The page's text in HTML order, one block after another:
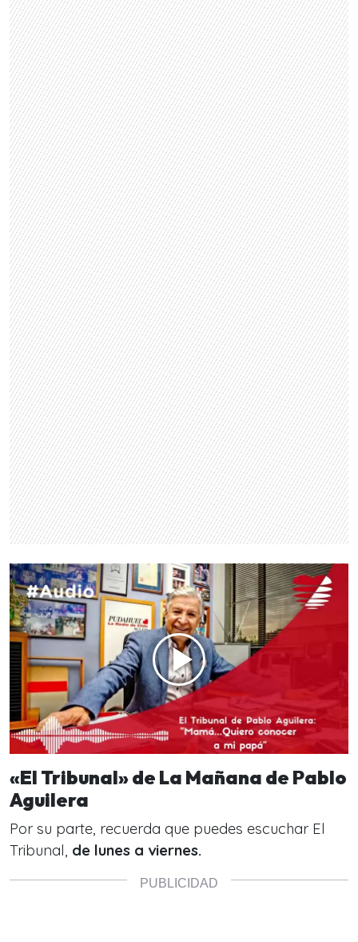
«El Tribunal» de La Mañana de Pablo
Aguilera
Por su parte, recuerda que puedes escuchar El
Tribunal, de lunes a viernes.